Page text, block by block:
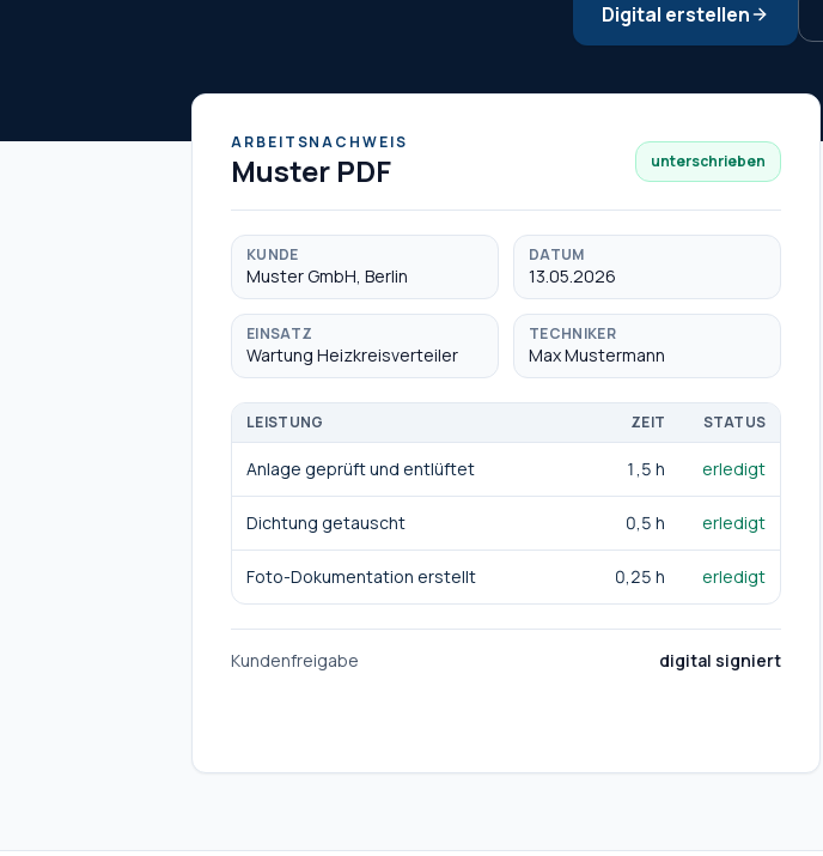
Digital erstellen
ARBEITSNACHWEIS
Muster PDF unterschrieben
KUNDE
Muster GmbH, Berlin
DATUM
13.05.2026
EINSATZ
Wartung Heizkreisverteiler
TECHNIKER
Max Mustermann
LEISTUNG ZEIT STATUS
Anlage geprüft und entlüftet 1,5 h erledigt
Dichtung getauscht 0,5 h erledigt
Foto-Dokumentation erstellt 0,25 h erledigt
Kundenfreigabe digital signiert